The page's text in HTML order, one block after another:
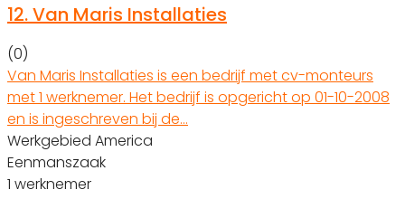
12.Van Maris Installaties
(0)
Van Maris Installaties is een bedrijf met cv-monteurs
met 1 werknemer. Het bedrijf is opgericht op 01-10-2008
en is ingeschreven bij de…
Werkgebied America
Eenmanszaak
1 werknemer